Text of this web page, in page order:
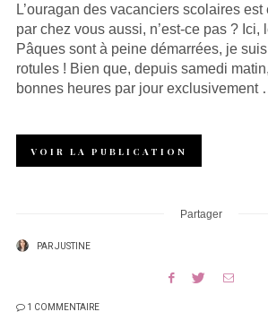
L’ouragan des vacanciers scolaires
par chez vous aussi, n’est-ce pas ? Ici,
Pâques sont à peine démarrées, je
rotules ! Bien que, depuis samedi
bonnes heures par jour exclusivement
VOIR LA PUBLICATION
Partager
PARJUSTINE
1 COMMENTAIRE